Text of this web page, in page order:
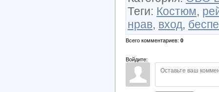
Теги: Костюм,
нрав, вход,
Всего комментариев: 0
Войдите: